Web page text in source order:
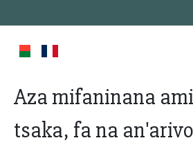
Aza mifaninana
tsaka, fa na